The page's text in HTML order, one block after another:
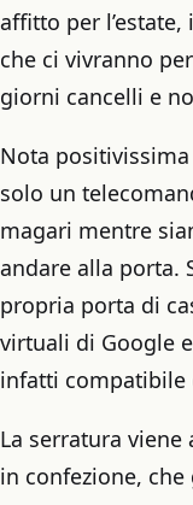
affitto per
che ci vivranno
giorni cancelli e
Nota
solo un
magari mentre
andare alla porta.
propria porta di
virtuali di Google
infatti compatibile
La serratura viene
in confezione,